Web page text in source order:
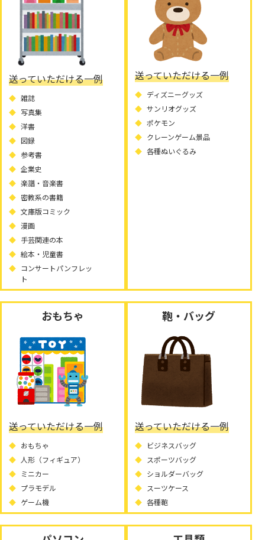
送っていただける一例
雑誌
写真集
洋書
図録
参考書
企業史
楽譜・音楽書
密教系の書籍
文庫版コミック
漫画
手芸関連の本
絵本・児童書
コンサートパンフレッ
ト
送っていただける一例
ディズニーグッズ
サンリオグッズ
ポケモン
クレーンゲーム景品
各種ぬいぐるみ
おもちゃ
送っていただける一例
おもちゃ
人形（フィギュア）
ミニカー
プラモデル
ゲーム機
鞄・バッグ
送っていただける一例
ビジネスバッグ
スポーツバッグ
ショルダーバッグ
スーツケース
各種鞄